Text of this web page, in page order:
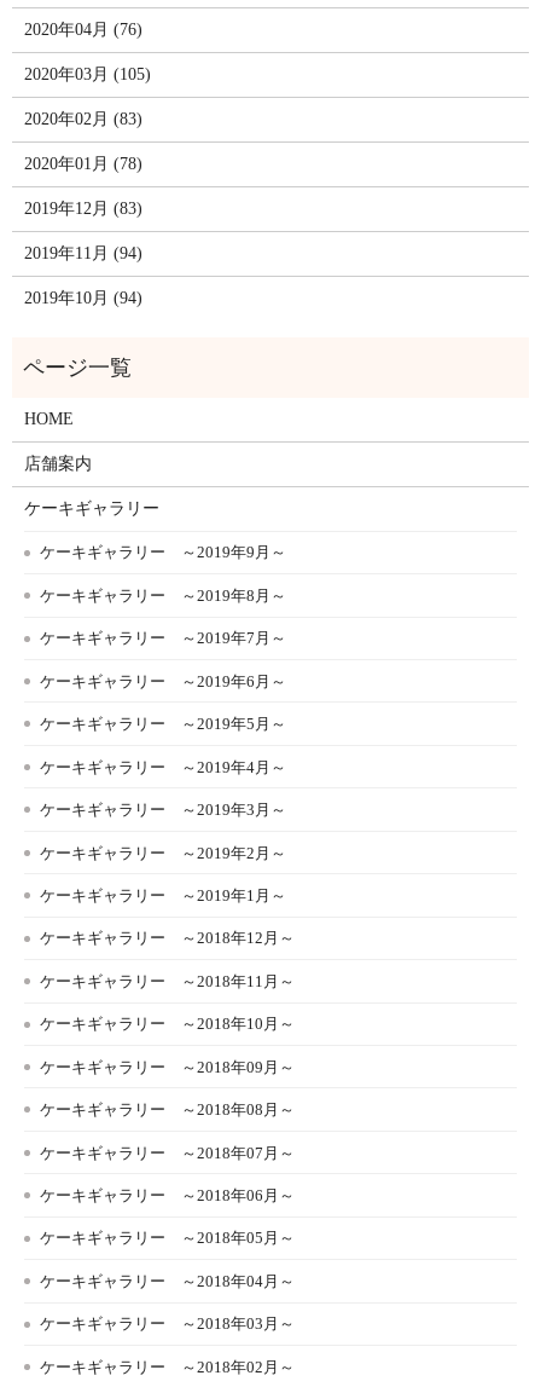
2020年04月 (76)
2020年03月 (105)
2020年02月 (83)
2020年01月 (78)
2019年12月 (83)
2019年11月 (94)
2019年10月 (94)
HOME
店舗案内
ケーキギャラリー
ケーキギャラリー ～2019年9月～
ケーキギャラリー ～2019年8月～
ケーキギャラリー ～2019年7月～
ケーキギャラリー ～2019年6月～
ケーキギャラリー ～2019年5月～
ケーキギャラリー ～2019年4月～
ケーキギャラリー ～2019年3月～
ケーキギャラリー ～2019年2月～
ケーキギャラリー ～2019年1月～
ケーキギャラリー ～2018年12月～
ケーキギャラリー ～2018年11月～
ケーキギャラリー ～2018年10月～
ケーキギャラリー ～2018年09月～
ケーキギャラリー ～2018年08月～
ケーキギャラリー ～2018年07月～
ケーキギャラリー ～2018年06月～
ケーキギャラリー ～2018年05月～
ケーキギャラリー ～2018年04月～
ケーキギャラリー ～2018年03月～
ケーキギャラリー ～2018年02月～